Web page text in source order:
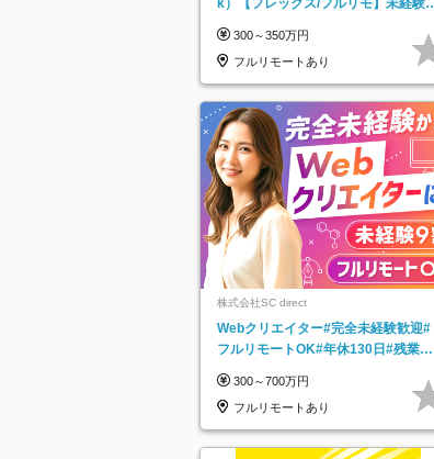
300～350万円
フルリモートあり
株式会社SC direct
Webクリエイター#完全未経験歓迎#
フルリモートOK#年休130日#残業月
300～700万円
フルリモートあり